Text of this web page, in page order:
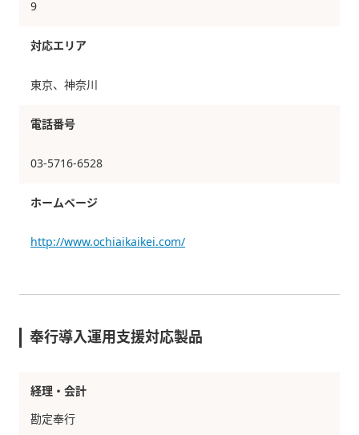
9
対応エリア
東京、神奈川
電話番号
03-5716-6528
ホームページ
http://www.ochiaikaikei.com/
奉行導入運用支援対応製品
経理・会計
勘定奉行